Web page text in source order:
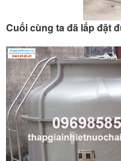
Cuối cùng ta đã lắp đặt